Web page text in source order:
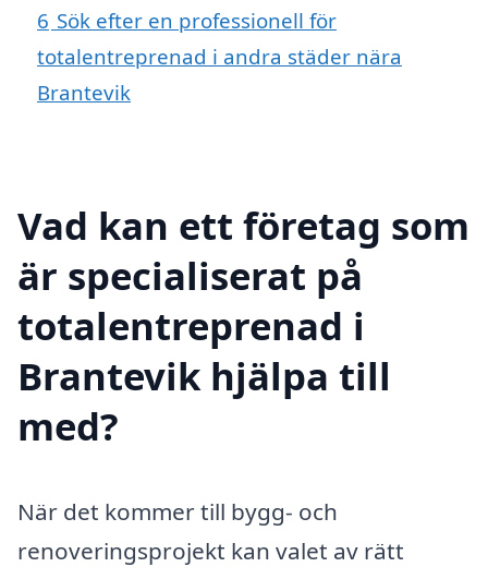
6 Sök efter en professionell för
totalentreprenad i andra städer nära
Brantevik
Vad kan ett företag som
är specialiserat på
totalentreprenad i
Brantevik hjälpa till
med?
När det kommer till bygg- och
renoveringsprojekt kan valet av rätt